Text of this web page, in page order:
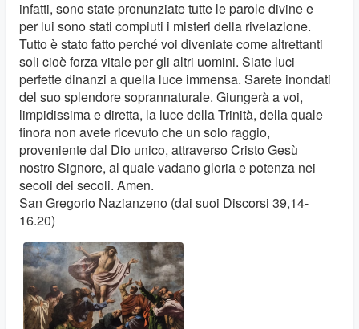
infatti, sono state pronunziate tutte le parole divine e
per lui sono stati compiuti i misteri della rivelazione.
Tutto è stato fatto perché voi diveniate come altrettanti
soli cioè forza vitale per gli altri uomini. Siate luci
perfette dinanzi a quella luce immensa. Sarete inondati
del suo splendore soprannaturale. Giungerà a voi,
limpidissima e diretta, la luce della Trinità, della quale
finora non avete ricevuto che un solo raggio,
proveniente dal Dio unico, attraverso Cristo Gesù
nostro Signore, al quale vadano gloria e potenza nei
secoli dei secoli. Amen.
San Gregorio Nazianzeno (dai suoi Discorsi 39,14-
16.20)